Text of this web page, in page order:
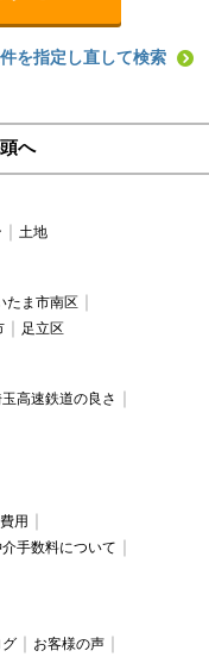
を指定し直して検索
へ
土地
たま市南区
足立区
高速鉄道の良さ
用
手数料について
お客様の声